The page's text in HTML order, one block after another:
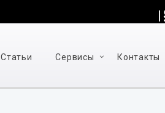
|
Статьи Cервисы Контакты